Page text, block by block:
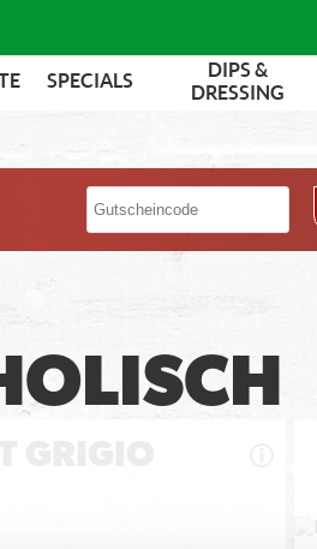
SPECIALS
DIPS &
DRESSING